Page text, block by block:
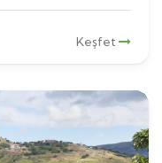
Keşfet